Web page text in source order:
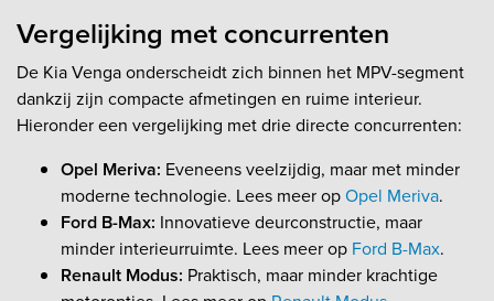
Vergelijking met concurrenten
De Kia Venga onderscheidt zich binnen het MPV-segment
dankzij zijn compacte afmetingen en ruime interieur.
Hieronder een vergelijking met drie directe concurrenten:
Opel Meriva: Eveneens veelzijdig, maar met minder
moderne technologie. Lees meer opOpel Meriva.
Ford B-Max: Innovatieve deurconstructie, maar
minder interieurruimte. Lees meer op Ford B-Max.
Renault Modus: Praktisch, maar minder krachtige